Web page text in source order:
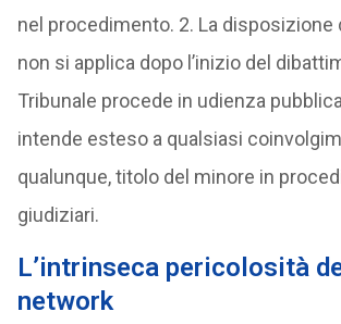
nel procedimento. 2. La disposizione
non si applica dopo l’inizio del
Tribunale procede in udienza
intende esteso a qualsiasi
qualunque, titolo del minore in
giudiziari.
L’intrinseca pericolosità
network